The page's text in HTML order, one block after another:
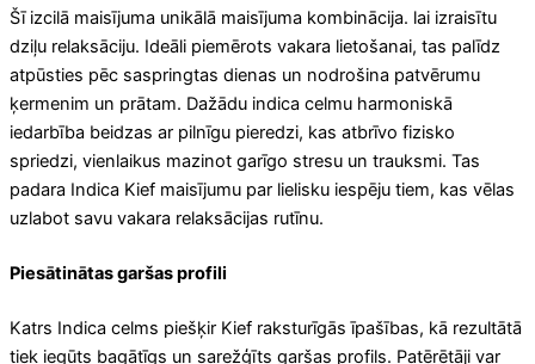
Šī izcilā maisījuma unikālā maisījuma kombinācija. lai izraisītu
dziļu relaksāciju. Ideāli piemērots vakara lietošanai, tas palīdz
atpūsties pēc saspringtas dienas un nodrošina patvērumu
ķermenim un prātam. Dažādu indica celmu harmoniskā
iedarbība beidzas ar pilnīgu pieredzi, kas atbrīvo fizisko
spriedzi, vienlaikus mazinot garīgo stresu un trauksmi. Tas
padara Indica Kief maisījumu par lielisku iespēju tiem, kas vēlas
uzlabot savu vakara relaksācijas rutīnu.
Piesātinātas garšas profili
Katrs Indica celms piešķir Kief raksturīgās īpašības, kā rezultātā
tiek iegūts bagātīgs un sarežģīts garšas profils. Patērētāji var